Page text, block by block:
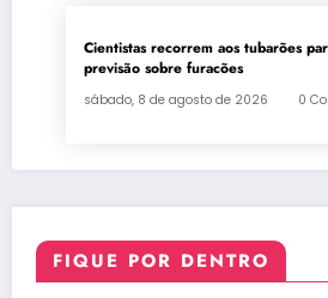
Cientistas recorrem aos tubarões
previsão sobre furacões
sábado, 8 de agosto de 2026 0
FIQUE POR DENTRO